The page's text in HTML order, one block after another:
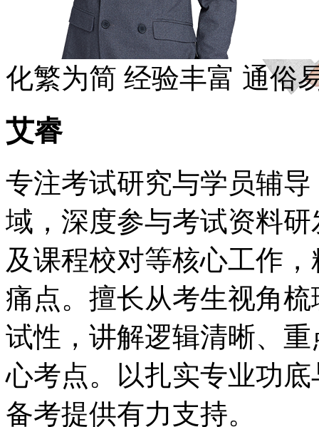
化繁为简 经验丰富 通俗
艾睿
专注考试研究与学员辅
域，深度参与考试资料
及课程校对等核心工作
痛点。擅长从考生视角
试性，讲解逻辑清晰、
心考点。以扎实专业功
备考提供有力支持。